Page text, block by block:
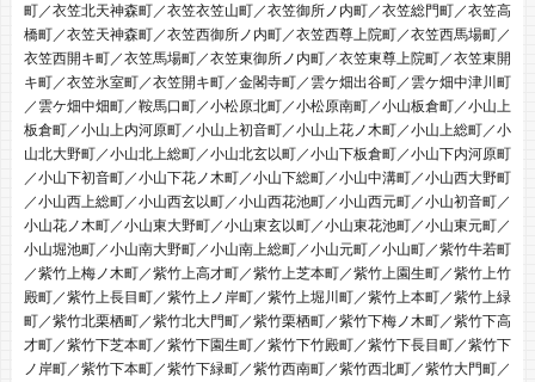
町／衣笠北天神森町／衣笠衣笠山町／衣笠御所ノ内町／衣笠総門町／衣笠高
橋町／衣笠天神森町／衣笠西御所ノ内町／衣笠西尊上院町／衣笠西馬場町／
衣笠西開キ町／衣笠馬場町／衣笠東御所ノ内町／衣笠東尊上院町／衣笠東開
キ町／衣笠氷室町／衣笠開キ町／金閣寺町／雲ケ畑出谷町／雲ケ畑中津川町
／雲ケ畑中畑町／鞍馬口町／小松原北町／小松原南町／小山板倉町／小山上
板倉町／小山上内河原町／小山上初音町／小山上花ノ木町／小山上総町／小
山北大野町／小山北上総町／小山北玄以町／小山下板倉町／小山下内河原町
／小山下初音町／小山下花ノ木町／小山下総町／小山中溝町／小山西大野町
／小山西上総町／小山西玄以町／小山西花池町／小山西元町／小山初音町／
小山花ノ木町／小山東大野町／小山東玄以町／小山東花池町／小山東元町／
小山堀池町／小山南大野町／小山南上総町／小山元町／小山町／紫竹牛若町
／紫竹上梅ノ木町／紫竹上高才町／紫竹上芝本町／紫竹上園生町／紫竹上竹
殿町／紫竹上長目町／紫竹上ノ岸町／紫竹上堀川町／紫竹上本町／紫竹上緑
町／紫竹北栗栖町／紫竹北大門町／紫竹栗栖町／紫竹下梅ノ木町／紫竹下高
才町／紫竹下芝本町／紫竹下園生町／紫竹下竹殿町／紫竹下長目町／紫竹下
ノ岸町／紫竹下本町／紫竹下緑町／紫竹西南町／紫竹西北町／紫竹大門町／